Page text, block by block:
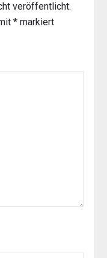
veröffentlicht.
*markiert